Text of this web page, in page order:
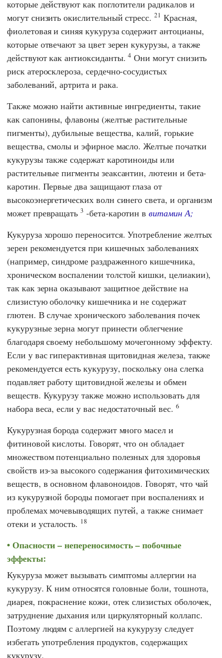
которые действуют как поглотители радикалов и
могут снизить окислительный стресс.21 Красная,
фиолетовая и синяя кукуруза содержит антоцианы,
которые отвечают за цвет зерен кукурузы, а также
действуют как антиоксиданты.4 Они могут снизить
риск атеросклероза, сердечно-сосудистых
заболеваний, артрита и рака.
Также можно найти активные ингредиенты, такие
как сапонины, флавоны (желтые растительные
пигменты), дубильные вещества, калий, горькие
вещества, смолы и эфирное масло. Желтые початки
кукурузы также содержат каротиноиды или
растительные пигменты зеаксантин, лютеин и бета-
каротин. Первые два защищают глаза от
высокоэнергетических волн синего света, и организм
может превращать3 -бета-каротин ввитамин А;
Кукуруза хорошо переносится. Употребление желтых
зерен рекомендуется при кишечных заболеваниях
(например, синдроме раздраженного кишечника,
хроническом воспалении толстой кишки, целиакии),
так как зерна оказывают защитное действие на
слизистую оболочку кишечника и не содержат
глютен. В случае хронического заболевания почек
кукурузные зерна могут принести облегчение
благодаря своему небольшому мочегонному эффекту.
Если у вас гиперактивная щитовидная железа, также
рекомендуется есть кукурузу, поскольку она слегка
подавляет работу щитовидной железы и обмен
веществ. Кукурузу также можно использовать для
набора веса, если у вас недостаточный вес. 6
Кукурузная борода содержит много масел и
фитиновой кислоты. Говорят, что он обладает
множеством потенциально полезных для здоровья
свойств из-за высокого содержания фитохимических
веществ, в основном флавоноидов. Говорят, что чай
из кукурузной бороды помогает при воспалениях и
проблемах мочевыводящих путей, а также снимает
отеки и усталость. 18
Опасности – непереносимость – побочные
эффекты:
Кукуруза может вызывать симптомы аллергии на
кукурузу. К ним относятся головные боли, тошнота,
диарея, покраснение кожи, отек слизистых оболочек,
затруднение дыхания или циркуляторный коллапс.
Поэтому людям с аллергией на кукурузу следует
избегать употребления продуктов, содержащих
кукурузу.